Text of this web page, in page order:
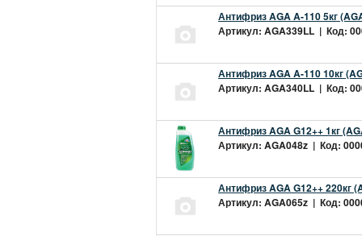
Антифриз AGA A-110 5кг
Артикул: AGA339LL | Код:
Антифриз AGA A-110 10кг
Артикул: AGA340LL | Код:
Антифриз AGA G12++ 1кг
Артикул: AGA048z | Код:
Антифриз AGA G12++ 220кг
Артикул: AGA065z | Код: